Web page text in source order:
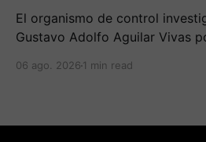
El organismo de control
Gustavo Adolfo Aguilar Vivas
entre 2020 y 2023.
06 ago. 2026 1 min read